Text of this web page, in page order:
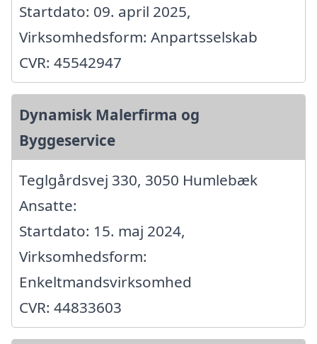
Startdato: 09. april 2025,
Virksomhedsform: Anpartsselskab
CVR: 45542947
Dynamisk Malerfirma og
Byggeservice
Teglgårdsvej 330, 3050 Humlebæk
Ansatte:
Startdato: 15. maj 2024,
Virksomhedsform:
Enkeltmandsvirksomhed
CVR: 44833603